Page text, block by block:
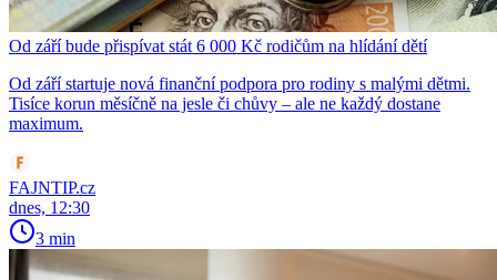
Od září bude přispívat stát 6 000 Kč rodičům na hlídání dětí
Od září startuje nová finanční podpora pro rodiny s malými dětmi.
Tisíce korun měsíčně na jesle či chůvy – ale ne každý dostane
maximum.
FAJNTIP.cz
dnes, 12:30
3 min